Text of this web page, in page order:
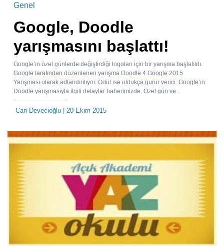
Genel
Google, Doodle
yarışmasını başlattı!
Google’ın özel günlerde değiştirdiği logoları için bir yarışma başlatıldı.
Google tarafından düzenlenen yarışma Doodle 4 Google 2015
Yarışması olarak adlandırılıyor. Ödül ise oldukça gurur verici. Google’ın
Doodle yarışmasıyla ilgili detaylar haberimizde. Özel gün ve...
Can Devecioğlu | 20 Ekim 2015